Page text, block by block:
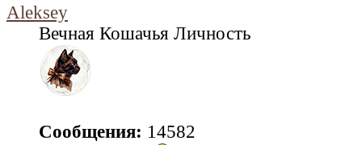
Aleksey
Вечная Кошачья Личность
Сообщения: 14582